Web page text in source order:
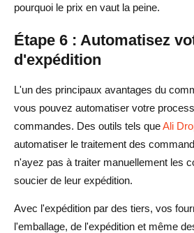
pourquoi le prix en vaut la peine.
Étape 6 : Automatisez
d'expédition
L'un des principaux avantages du
vous pouvez automatiser votre
commandes. Des outils tels queAli
automatiser le traitement des
n'ayez pas à traiter manuellement les
soucier de leur expédition.
Avec l'expédition par des tiers, vos
l'emballage, de l'expédition et même